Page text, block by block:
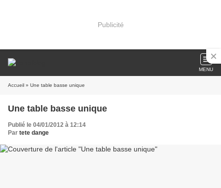
Publicité
MENU
Accueil » Une table basse unique
Une table basse unique
Publié le 04/01/2012 à 12:14
Par tete dange